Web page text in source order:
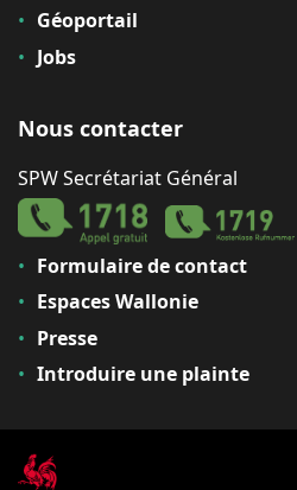
Géoportail
Jobs
Nous contacter
SPW Secrétariat Général
Formulaire de contact
Espaces Wallonie
Presse
Introduire une plainte